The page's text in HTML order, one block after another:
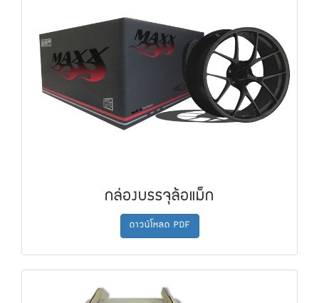
กล่องบรรจุล้อแม็ก
ดาวน์โหลด PDF